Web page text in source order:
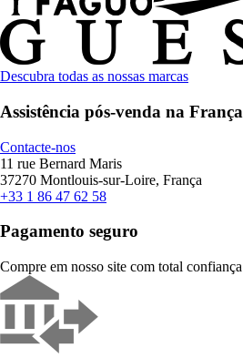
Descubra todas as nossas marcas
Assistência pós-venda na França
Contacte-nos
11 rue Bernard Maris
37270 Montlouis-sur-Loire, França
+33 1 86 47 62 58
Pagamento seguro
Compre em nosso site com total confiança